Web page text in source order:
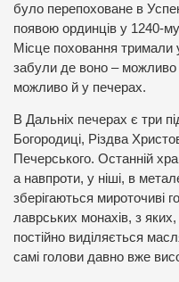
було перепоховане в
появою ординців у 1240-
Місце поховання тримали
забули де воно – можливо
можливо й у печерах.
В Дальніх печерах є три
Богородиці, Різдва
Печерського. Останній
а навпроти, у ніші, в
зберігаються мироточиві
лаврських монахів, з
постійно виділяється
самі голови давно вже